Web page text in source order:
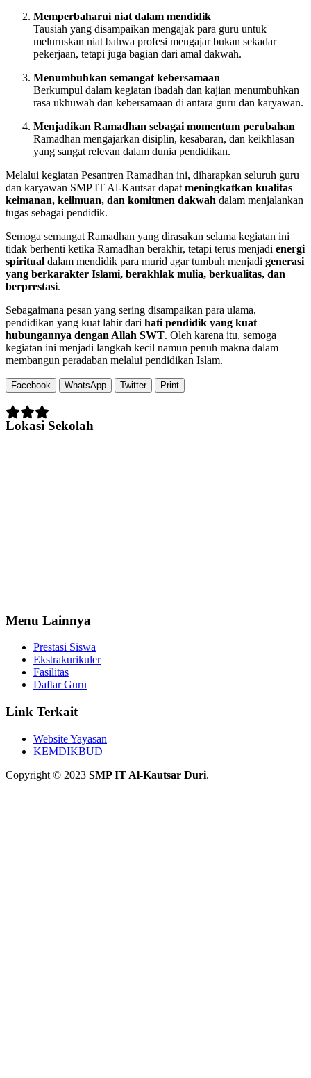
Memperbaharui niat dalam mendidik
Tausiah yang disampaikan mengajak para guru untuk
meluruskan niat bahwa profesi mengajar bukan sekadar
pekerjaan, tetapi juga bagian dari amal dakwah.
Menumbuhkan semangat kebersamaan
Berkumpul dalam kegiatan ibadah dan kajian menumbuhkan
rasa ukhuwah dan kebersamaan di antara guru dan karyawan.
Menjadikan Ramadhan sebagai momentum perubahan
Ramadhan mengajarkan disiplin, kesabaran, dan keikhlasan
yang sangat relevan dalam dunia pendidikan.
Melalui kegiatan Pesantren Ramadhan ini, diharapkan seluruh guru
dan karyawan SMP IT Al-Kautsar dapatmeningkatkan kualitas
keimanan, keilmuan, dan komitmen dakwah dalam menjalankan
tugas sebagai pendidik.
Semoga semangat Ramadhan yang dirasakan selama kegiatan ini
tidak berhenti ketika Ramadhan berakhir, tetapi terus menjadi energi
spiritual dalam mendidik para murid agar tumbuh menjadi generasi
yang berkarakter Islami, berakhlak mulia, berkualitas, dan
berprestasi.
Sebagaimana pesan yang sering disampaikan para ulama,
pendidikan yang kuat lahir dari hati pendidik yang kuat
hubungannya dengan Allah SWT. Oleh karena itu, semoga
kegiatan ini menjadi langkah kecil namun penuh makna dalam
membangun peradaban melalui pendidikan Islam.
Facebook WhatsApp Twitter Print
Lokasi Sekolah
Menu Lainnya
Prestasi Siswa
Ekstrakurikuler
Fasilitas
Daftar Guru
Link Terkait
Website Yayasan
KEMDIKBUD
Copyright © 2023 SMP IT Al-Kautsar Duri.